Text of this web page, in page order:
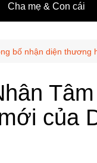
Cha mẹ & Con cái
bố nhận diện thương
của